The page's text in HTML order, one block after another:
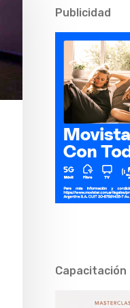
Publicidad
Capacitación